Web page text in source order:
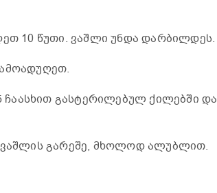
10 წუთი. ვაშლი უნდა დარბილდეს.
ჩაასხით გასტერილებულ ქილებში და
ვაშლის გარეშე, მხოლოდ ალუბლით.